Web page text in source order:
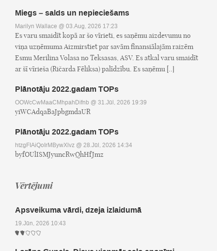
Miegs – salds un nepieciešams
Marilyn Wallace @ 03.Aug, 2026 17:23
Es varu smaidīt kopā ar šo vīrieti, es saņēmu aizdevumu no
viņa uzņēmuma Aizmirstiet par savām finansiālajām raizēm
Esmu Merilina Volasa no Teksasas, ASV. Es atkal varu smaidīt
ar šī vīrieša (Ričarda Fēliksa) palīdzību. Es saņēmu [..]
Plānotāju 2022.gadam TOPs
OOWcCwMaaCMhpahDifnb @ 31.Jūl, 2026 19:39
yiWCAdqaBaJpbgmdaUR
Plānotāju 2022.gadam TOPs
htzgFIAiQoIrMBywXlvz @ 28.Jūl, 2026 14:34
byfOUlISMJyuncRwQhHfJmz
Vērtējumi
Apsveikuma vārdi, dzeja izlaidumā
19.Jūn, 2026 10:43